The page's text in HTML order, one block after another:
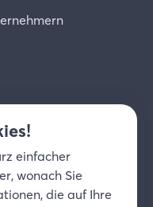
einfacher
wonach Sie
die auf Ihre